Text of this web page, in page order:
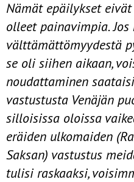
Nämät epäilykset
olleet painavimpia.
välttämättömyydestä
se oli sii­hen aikaan,
noudattaminen
vastustusta Venäjän
silloisissa oloissa
eräiden ulkomaiden
Saksan) vastustus
tulisi raskaaksi,